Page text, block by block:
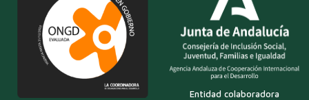
Entidad colaboradora